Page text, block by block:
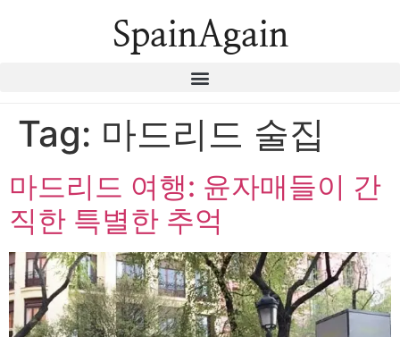
SpainAgain
Tag: 마드리드 술집
마드리드 여행: 윤자매들이 간
직한 특별한 추억